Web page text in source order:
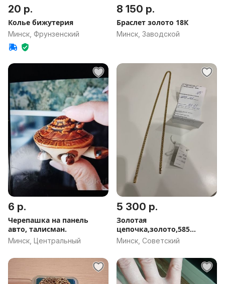
20 р.
Колье бижутерия
Минск, Фрунзенский
8 150 р.
Браслет золото 18К
Минск, Заводской
6 р.
Черепашка на панель
авто, талисман.
Минск, Центральный
5 300 р.
Золотая
цепочка,золото,585
(Беларусь, Зубр), 18.51
Минск, Советский